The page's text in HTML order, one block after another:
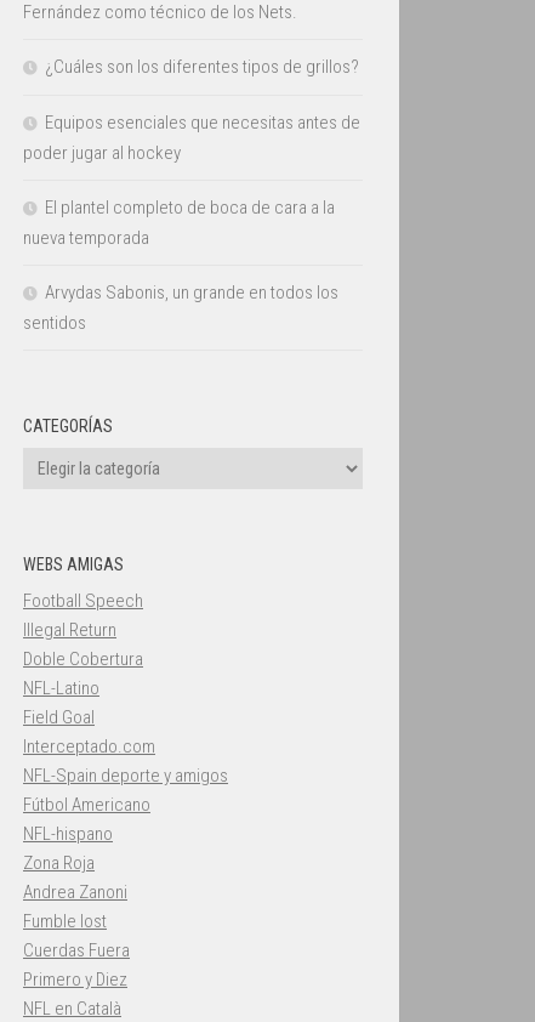
Fernández como técnico de los Nets.
¿Cuáles son los diferentes tipos de grillos?
Equipos esenciales que necesitas antes de
poder jugar al hockey
El plantel completo de boca de cara a la
nueva temporada
Arvydas Sabonis, un grande en todos los
sentidos
CATEGORÍAS
Categorías
WEBS AMIGAS
Football Speech
Illegal Return
Doble Cobertura
NFL-Latino
Field Goal
Interceptado.com
NFL-Spain deporte y amigos
Fútbol Americano
NFL-hispano
Zona Roja
Andrea Zanoni
Fumble lost
Cuerdas Fuera
Primero y Diez
NFL en Català